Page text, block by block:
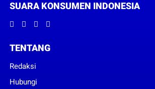
SUARA KONSUMEN INDONESIA
TENTANG
Redaksi
Hubungi